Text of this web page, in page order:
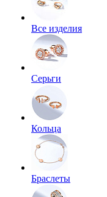
Все изделия
Серьги
Кольца
Браслеты